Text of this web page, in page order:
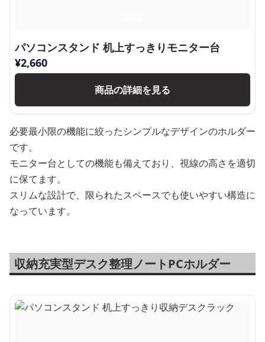
パソコンスタンド 机上すっきりモニター台
¥2,660
商品の詳細を見る
必要最小限の機能に絞ったシンプルなデザインのホルダー
です。
モニター台としての機能も備えており、視線の高さを適切
に保てます。
スリムな設計で、限られたスペースでも使いやすい構造に
なっています。
収納充実型デスク整理ノートPCホルダー